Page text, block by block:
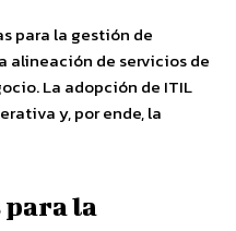
para la gestión de
alineación de servicios de
La adopción de ITIL
y, por ende, la
para la